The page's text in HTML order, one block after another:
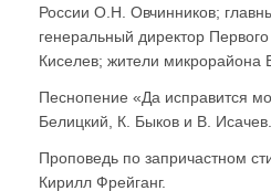
России О.Н. Овчинников;
генеральный директор
Киселев; жители микрорайона
Песнопение «Да исправится
Белицкий, К. Быков и В. Исачев.
Проповедь по запричастном
Кирилл Фрейганг.